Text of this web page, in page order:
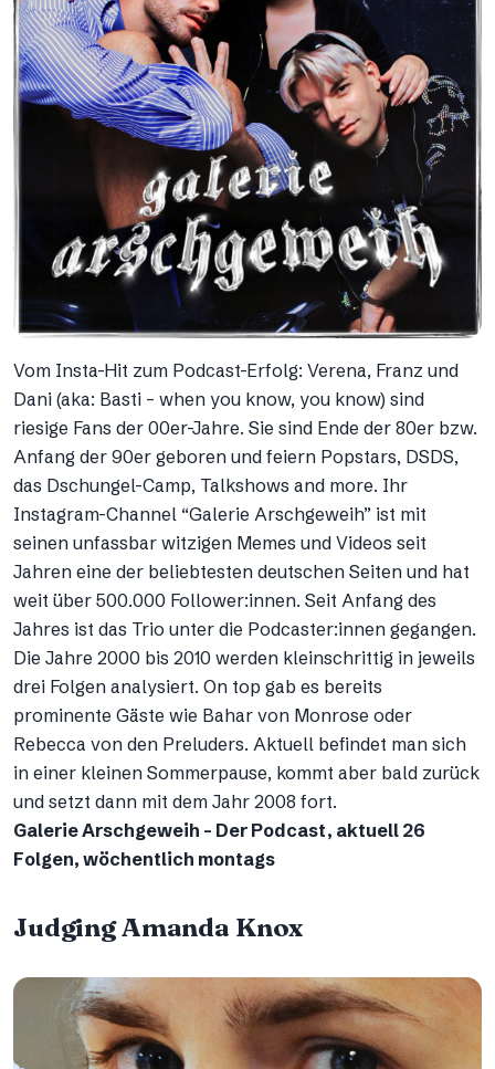
Vom Insta-Hit zum Podcast-Erfolg: Verena, Franz und
Dani (aka: Basti – when you know, you know) sind
riesige Fans der 00er-Jahre. Sie sind Ende der 80er bzw.
Anfang der 90er geboren und feiern Popstars, DSDS,
das Dschungel-Camp, Talkshows and more. Ihr
Instagram-Channel “Galerie Arschgeweih” ist mit
seinen unfassbar witzigen Memes und Videos seit
Jahren eine der beliebtesten deutschen Seiten und hat
weit über 500.000 Follower:innen. Seit Anfang des
Jahres ist das Trio unter die Podcaster:innen gegangen.
Die Jahre 2000 bis 2010 werden kleinschrittig in jeweils
drei Folgen analysiert. On top gab es bereits
prominente Gäste wie Bahar von Monrose oder
Rebecca von den Preluders. Aktuell befindet man sich
in einer kleinen Sommerpause, kommt aber bald zurück
und setzt dann mit dem Jahr 2008 fort.
Galerie Arschgeweih – Der Podcast, aktuell 26
Folgen, wöchentlich montags
Judging Amanda Knox